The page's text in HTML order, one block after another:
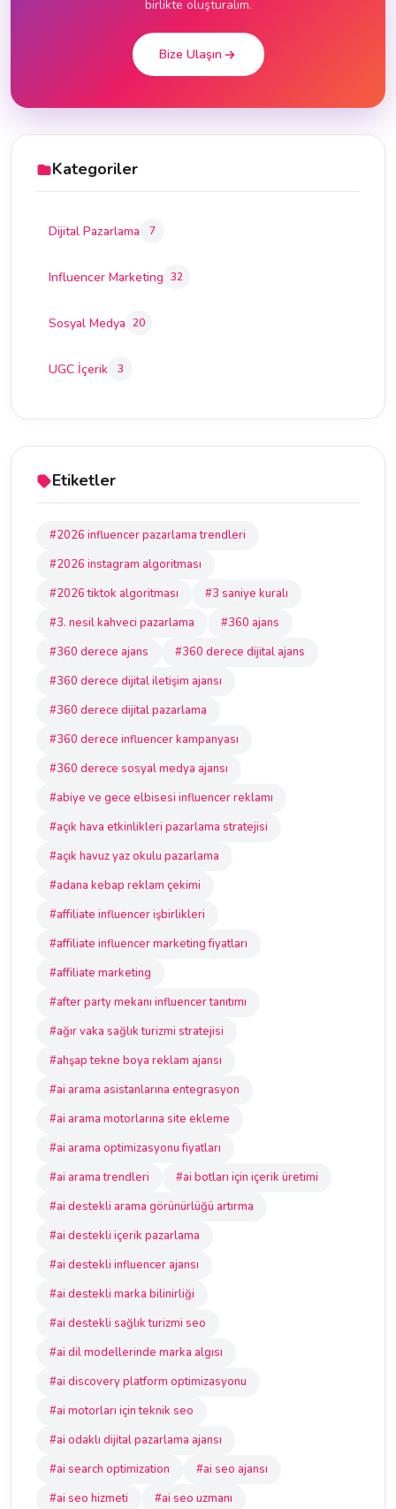
birlikte oluşturalım.
Bize Ulaşın
Kategoriler
Dijital Pazarlama 7
Influencer Marketing 32
Sosyal Medya 20
UGC İçerik 3
Etiketler
#2026 influencer pazarlama trendleri
#2026 instagram algoritması
#2026 tiktok algoritması
#3 saniye kuralı
#3. nesil kahveci pazarlama
#360 ajans
#360 derece ajans
#360 derece dijital ajans
#360 derece dijital iletişim ajansı
#360 derece dijital pazarlama
#360 derece influencer kampanyası
#360 derece sosyal medya ajansı
#abiye ve gece elbisesi influencer reklamı
#açık hava etkinlikleri pazarlama stratejisi
#açık havuz yaz okulu pazarlama
#adana kebap reklam çekimi
#affiliate influencer işbirlikleri
#affiliate influencer marketing fiyatları
#affiliate marketing
#after party mekanı influencer tanıtımı
#ağır vaka sağlık turizmi stratejisi
#ahşap tekne boya reklam ajansı
#ai arama asistanlarına entegrasyon
#ai arama motorlarına site ekleme
#ai arama optimizasyonu fiyatları
#ai arama trendleri
#ai botları için içerik üretimi
#ai destekli arama görünürlüğü artırma
#ai destekli içerik pazarlama
#ai destekli influencer ajansı
#ai destekli marka bilinirliği
#ai destekli sağlık turizmi seo
#ai dil modellerinde marka algısı
#ai discovery platform optimizasyonu
#ai motorları için teknik seo
#ai odaklı dijital pazarlama ajansı
#ai search optimization
#ai seo ajansı
#ai seo hizmeti
#ai seo uzmanı